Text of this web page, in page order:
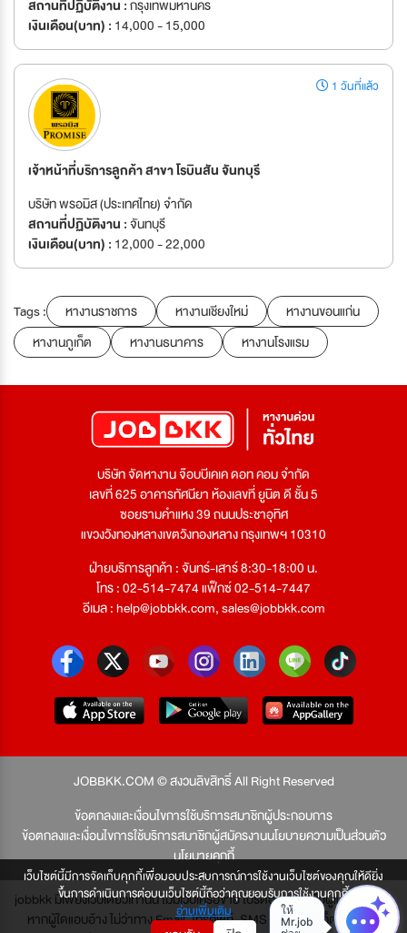
เว็บไซต์นี้มีการจัดเก็บคุกกี้เพื่อมอบประสบการณ์การใช้งานเว็บไซต์ของคุณให้ดียิ่ง
ขึ้นการดำเนินการต่อบนเว็บไซต์นี้ถือว่าคุณยอมรับการใช้งานคุกกี้
อ่านเพิ่มเติม
สถานที่ปฏิบัติงาน :กรุงเทพมหานคร
เงินเดือน(บาท) : 14,000 - 15,000
1 วันที่แล้ว
เจ้าหน้าที่บริการลูกค้า สาขา โรบินสัน จันทบุรี
บริษัท พรอมิส (ประเทศไทย) จำกัด
สถานที่ปฏิบัติงาน :จันทบุรี
เงินเดือน(บาท) : 12,000 - 22,000
Tags : หางานราชการ หางานเชียงใหม่
หางานขอนแก่น
หางานภูเก็ต
หางานธนาคาร หางานโรงแรม
บริษัท จัดหางาน จ๊อบบีเคเค ดอท คอม จำกัด
เลขที่ 625 อาคารทัศนียา ห้องเลขที่ ยูนิต ดี ชั้น 5
ซอยรามคำแหง 39 ถนนประชาอุทิศ
แขวงวังทองหลางเขตวังทองหลาง กรุงเทพฯ 10310
ฝ่ายบริการลูกค้า : จันทร์-เสาร์ 8:30-18:00 น.
โทร : 02-514-7474 แฟ็กซ์ 02-514-7447
อีเมล :help@jobbkk.com,sales@jobbkk.com
JOBBKK.COM © สงวนลิขสิทธิ์ All Right Reserved
ข้อตกลงและเงื่อนไขการใช้บริการสมาชิกผู้ประกอบการ
ข้อตกลงและเงื่อนไขการใช้บริการสมาชิกผู้สมัครงานนโยบายความเป็นส่วนตัว
นโยบายคุกกี้
jobbkk มีเพียงเว็บเดียวเท่านั้น ไม่มีเว็บเครือข่าย โปรดอย่าหลงเชื่อผู้แอบอ้าง และ
หากผู้ใดแอบอ้าง ไม่ว่าทาง Email, โทรศัพท์, SMS หรือทางใดก็ตาม จะถูก